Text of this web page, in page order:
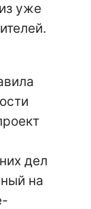
уже
дел
на